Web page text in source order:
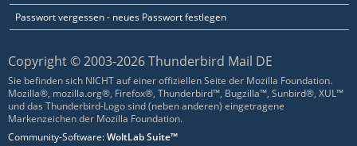
Passwort vergessen - neues Passwort festlegen
Copyright © 2003-2026 Thunderbird Mail DE
Sie befinden sich NICHT auf einer offiziellen Seite der Mozilla Foundation.
Mozilla®, mozilla.org®, Firefox®, Thunderbird™, Bugzilla™, Sunbird®, XUL™
und das Thunderbird-Logo sind (neben anderen) eingetragene
Markenzeichen der Mozilla Foundation.
Community-Software:WoltLab Suite™